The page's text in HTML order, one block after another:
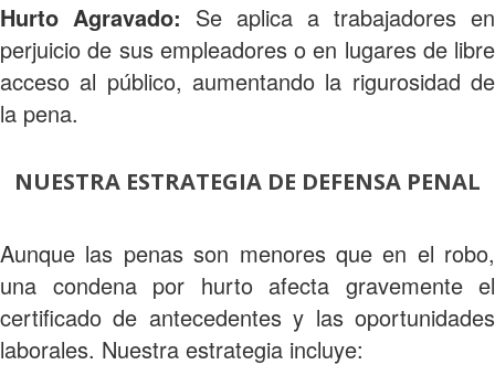
Hurto Agravado: Se aplica a trabajadores en
perjuicio de sus empleadores o en lugares de libre
acceso al público, aumentando la rigurosidad de
la pena.
NUESTRA ESTRATEGIA DE DEFENSA PENAL
Aunque las penas son menores que en el robo,
una condena por hurto afecta gravemente el
certificado de antecedentes y las oportunidades
laborales. Nuestra estrategia incluye: